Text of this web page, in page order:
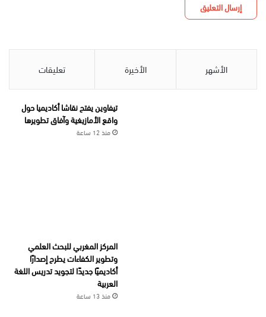
الأشهر الأخيرة تعليقات
تيفاوين يفتح نقاشا أكاديميا حول
واقع الأمازيغية وآفاق تطويرها
منذ 12 ساعة
المركز المغربي للبحث العلمي
وتطوير الكفاءات يطرح إصدارًا
أكاديميًا جديدًا لتجويد تدريس اللغة
العربية
منذ 13 ساعة